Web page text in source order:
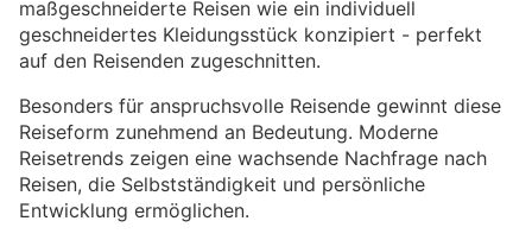
maßgeschneiderte Reisen wie ein individuell
geschneidertes Kleidungsstück konzipiert - perfekt
auf den Reisenden zugeschnitten.
Besonders für anspruchsvolle Reisende gewinnt diese
Reiseform zunehmend an Bedeutung. Moderne
Reisetrends zeigen eine wachsende Nachfrage nach
Reisen, die Selbstständigkeit und persönliche
Entwicklung ermöglichen.